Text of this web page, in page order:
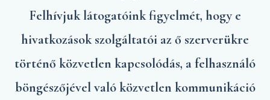
Felhívjuk látogatóink figyelmét, hogy e
hivatkozások szolgáltatói az ő szerverükre
történő közvetlen kapcsolódás, a felhasználó
böngészőjével való közvetlen kommunikáció